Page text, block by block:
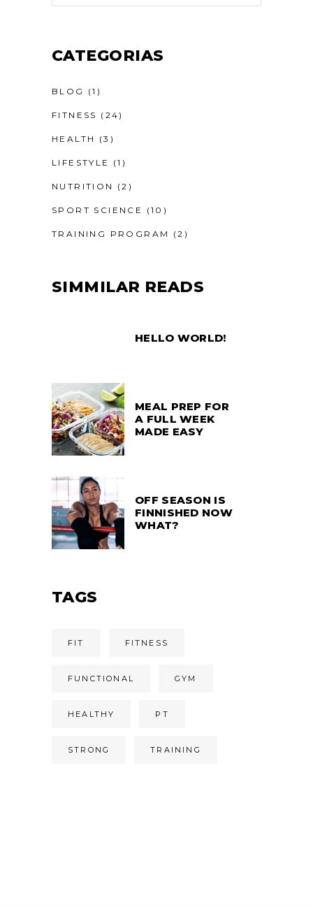
CATEGORIAS
BLOG (1)
FITNESS (24)
HEALTH (3)
LIFESTYLE (1)
NUTRITION (2)
SPORT SCIENCE (10)
TRAINING PROGRAM (2)
SIMMILAR READS
HELLO WORLD!
MEAL PREP FOR
A FULL WEEK
MADE EASY
OFF SEASON IS
FINNISHED NOW
WHAT?
TAGS
FIT FITNESS
FUNCTIONAL GYM
HEALTHY PT
STRONG TRAINING